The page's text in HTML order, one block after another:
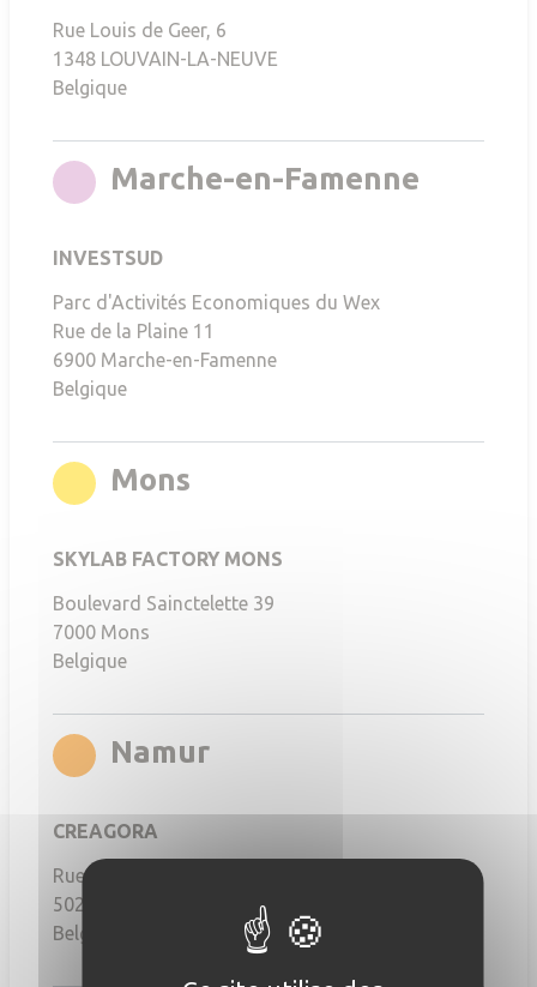
Rue Louis de Geer, 6
1348 LOUVAIN-LA-NEUVE
Belgique
Marche-en-Famenne
INVESTSUD
Parc d'Activités Economiques du Wex
Rue de la Plaine 11
6900 Marche-en-Famenne
Belgique
Mons
SKYLAB FACTORY MONS
Boulevard Sainctelette 39
7000 Mons
Belgique
Namurrgb(255,141,0)
CREAGORA
Rue de Fernelmont, 40
5020
Belgique